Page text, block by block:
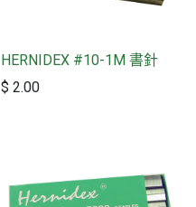
HERNIDEX #10-1M 書針
$ 2.00